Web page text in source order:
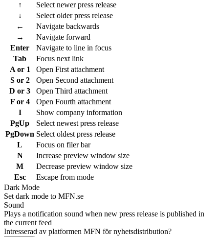
↑
Select newer press release
↓
Select older press release
←
Navigate backwards
→
Navigate forward
Enter
Navigate to line in focus
Tab
Focus next link
A or 1
Open First attachment
S or 2
Open Second attachment
D or 3
Open Third attachment
F or 4
Open Fourth attachment
I
Show company information
PgUp
Select newest press release
PgDown Select oldest press release
L
Focus on filer bar
N
Increase preview window size
M
Decrease preview window size
Esc
Escape from mode
Dark Mode
Set dark mode to MFN.se
Sound
Plays a notification sound when new press release is published in
the current feed
Intresserad av platformen MFN för nyhetsdistribution?